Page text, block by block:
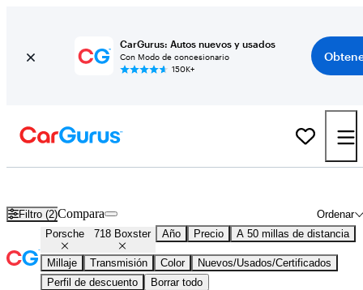
CarGurus: Autos nuevos y usados
Con Modo de concesionario
150K+
Filtro (2) Ordenar
Compara
Porsche 718 Boxster Año Precio A 50 millas de distancia
Millaje Transmisión Color
Nuevos/Usados/Certificados
Perfil de descuento
Borrar todo